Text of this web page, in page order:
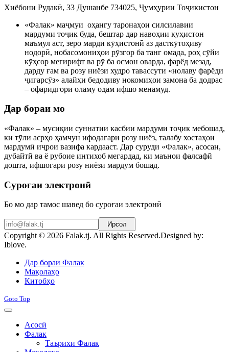
Хиёбони Рудакӣ, 33 Душанбе 734025, Ҷумҳурии Тоҷикистон
«Фалак» маҷмуи оҳангу таронаҳои силсилавии
мардуми тоҷик буда, бештар дар навоҳии куҳистон
маъмул аст, зеро марди кӯҳистонӣ аз дасткӯтоҳиву
нодорӣ, нобасомониҳои рӯзгор ба танг омада, роҳ сӯйи
кӯҳсор мегирифт ва рӯ ба осмон оварда, фарёд мезад,
дарду ғам ва розу ниёзи худро тавассути «нолаву фарёди
ҷигарсӯз» алайҳи бедодиву нокомиҳои замона ба додрас
– офаридгори оламу одам ифшо менамуд.
Дар бораи мо
«Фалак» – мусиқии суннатии касбии мардуми тоҷик мебошад,
ки тӯли асрҳо ҳамчун ифодагари розу ниёз, талабу хостаҳои
мардумӣ иҷрои вазифа кардааст. Дар суруди «Фалак», асосан,
дубайтӣ ва ё рубоие интихоб мегардад, ки маънои фалсафӣ
дошта, ифшогари розу ниёзи мардум бошад.
Суроғаи электронӣ
Бо мо дар тамос шавед бо суроғаи электронӣ
Ирсол
Copyright © 2026 Falak.tj. All Rights Reserved.Designed by:
Iblove.
Дар бораи Фалак
Мақолаҳо
Китобҳо
Goto Top
Асосӣ
Фалак
Таърихи Фалак